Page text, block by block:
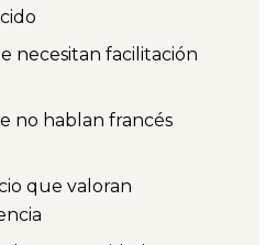
necesitan facilitación
no hablan francés
que valoran